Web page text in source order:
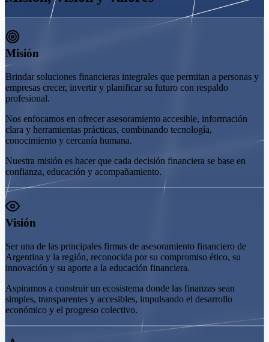
Misión
Brindar soluciones financieras integrales que permitan a personas y
empresas crecer, invertir y planificar su futuro con respaldo
profesional.
Nos enfocamos en ofrecer asesoramiento accesible, información
clara y herramientas prácticas, combinando tecnología,
conocimiento y cercanía humana.
Nuestra misión es hacer que cada decisión financiera se base en
confianza, educación y acompañamiento.
Visión
Ser una de las principales firmas de asesoramiento financiero de
Argentina y la región, reconocida por su compromiso ético, su
innovación y su aporte a la educación financiera.
Aspiramos a construir un ecosistema donde las finanzas sean
simples, transparentes y accesibles, impulsando el desarrollo
económico y el progreso colectivo.